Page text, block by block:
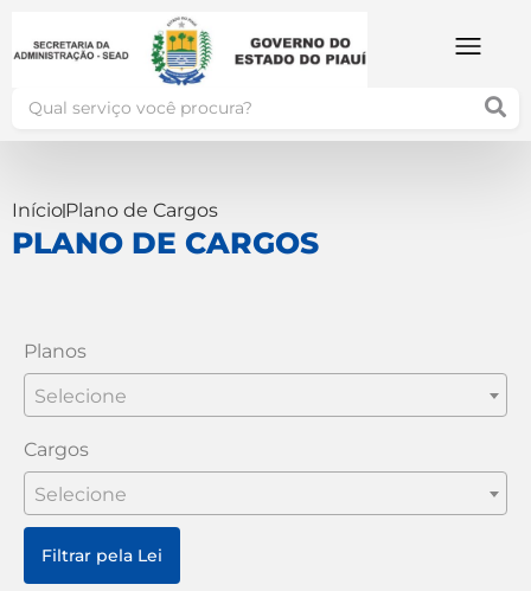
InícioPlano de Cargos
PLANO DE CARGOS
Planos
Selecione
Cargos
Selecione
Filtrar pela Lei